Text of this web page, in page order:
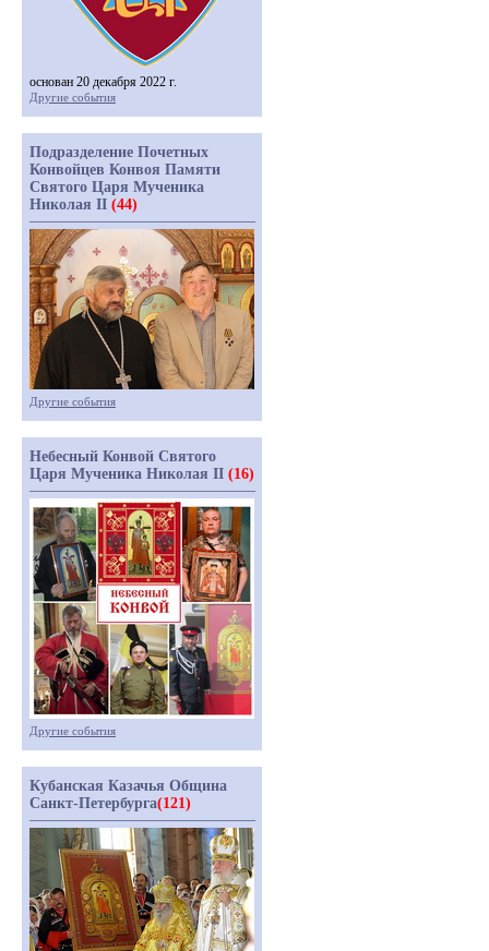
основан 20 декабря 2022 г.
Другие события
Подразделение Почетных
Конвойцев Конвоя Памяти
Святого Царя Мученика
Николая II (44)
Другие события
Небесный Конвой Святого
Царя Мученика Николая II (16)
Другие события
Кубанская Казачья Община
Санкт-Петербурга(121)